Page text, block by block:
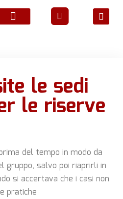
le sedi
le riserve
del tempo in modo da
gruppo, salvo poi riaprirli in
si accertava che i casi non
pratiche